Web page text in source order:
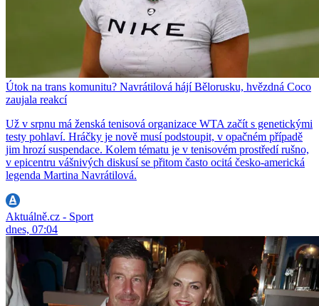
Útok na trans komunitu? Navrátilová hájí Bělorusku, hvězdná Coco
zaujala reakcí
Už v srpnu má ženská tenisová organizace WTA začít s genetickými
testy pohlaví. Hráčky je nově musí podstoupit, v opačném případě
jim hrozí suspendace. Kolem tématu je v tenisovém prostředí rušno,
v epicentru vášnivých diskusí se přitom často ocitá česko-americká
legenda Martina Navrátilová.
Aktuálně.cz - Sport
dnes, 07:04